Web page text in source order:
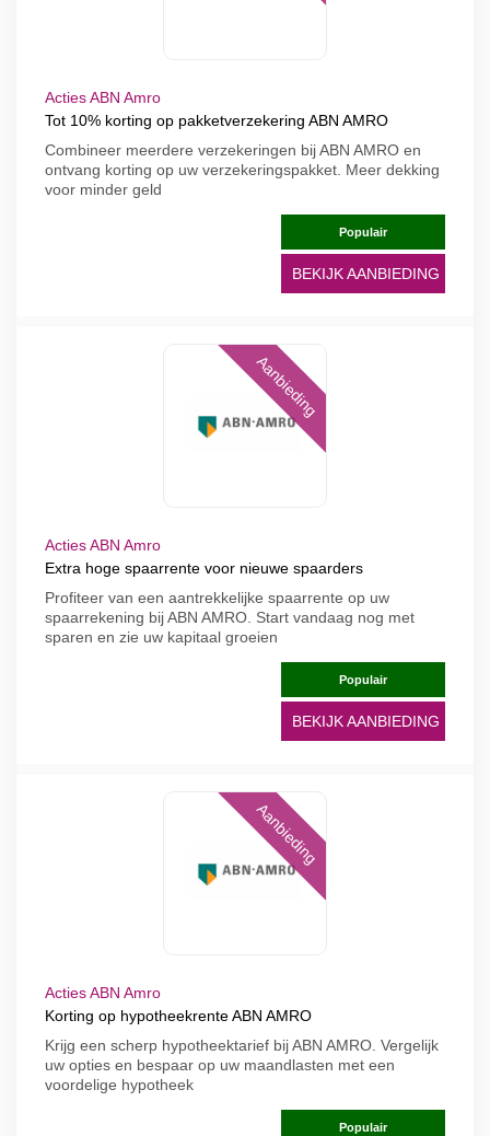
Acties ABN Amro
Tot 10% korting op pakketverzekering ABN AMRO
Combineer meerdere verzekeringen bij ABN AMRO en
ontvang korting op uw verzekeringspakket. Meer dekking
voor minder geld
Populair
BEKIJK AANBIEDING
Aanbieding
Acties ABN Amro
Extra hoge spaarrente voor nieuwe spaarders
Profiteer van een aantrekkelijke spaarrente op uw
spaarrekening bij ABN AMRO. Start vandaag nog met
sparen en zie uw kapitaal groeien
Populair
BEKIJK AANBIEDING
Aanbieding
Acties ABN Amro
Korting op hypotheekrente ABN AMRO
Krijg een scherp hypotheektarief bij ABN AMRO. Vergelijk
uw opties en bespaar op uw maandlasten met een
voordelige hypotheek
Populair